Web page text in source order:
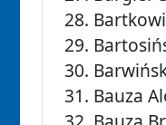
28.
29.
30.
31. Bauza